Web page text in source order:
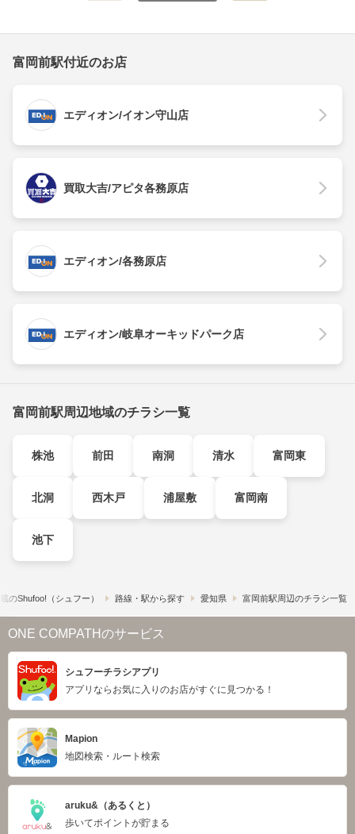
富岡前駅付近のお店
エディオン/イオン守山店
買取大吉/アピタ各務原店
エディオン/各務原店
エディオン/岐阜オーキッドパーク店
富岡前駅周辺地域のチラシ一覧
株池 前田 南洞 清水 富岡東
北洞 西木戸 浦屋敷 富岡南
池下
の​Shufoo!​（シュフー） 路線・駅から探す 愛知県 富岡前駅周辺のチラシ一覧
ONE COMPATHのサービス
シュフーチラシアプリ
アプリならお気に入りのお店がすぐに見つかる！
Mapion
地図検索・ルート検索
aruku&（あるくと）
歩いてポイントが貯まる